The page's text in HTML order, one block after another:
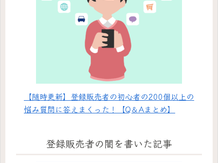
【随時更新】登録販売者の初心者の200個以上の
悩み質問に答えまくった！【Q＆Aまとめ】
登録販売者の闇を書いた記事